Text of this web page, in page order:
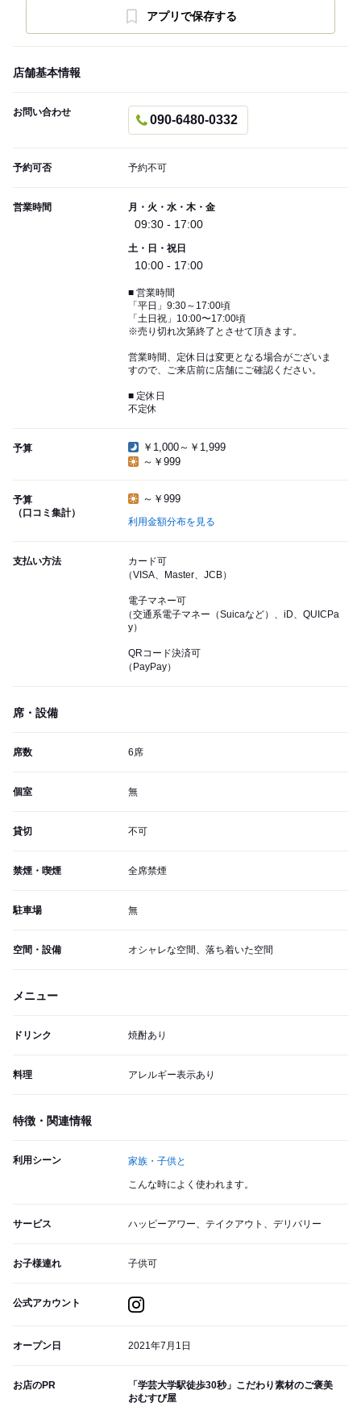
アプリで保存する
店舗基本情報
お問い合わせ
090-6480-0332
予約可否 予約不可
営業時間 月・火・水・木・金
09:30 - 17:00
土・日・祝日
10:00 - 17:00
■ 営業時間
「平日」9:30～17:00頃
「土日祝」10:00〜17:00頃
※売り切れ次第終了とさせて頂きます。
営業時間、定休日は変更となる場合がございま
すので、ご来店前に店舗にご確認ください。
■ 定休日
不定休
予算
￥1,000～￥1,999
～￥999
予算
（口コミ集計）
～￥999
利用金額分布を見る
支払い方法
カード可
（VISA、Master、JCB）
電子マネー可
（交通系電子マネー（Suicaなど）、iD、QUICPa
y）
QRコード決済可
（PayPay）
席・設備
席数 6席
個室 無
貸切 不可
禁煙・喫煙 全席禁煙
駐車場 無
空間・設備 オシャレな空間、落ち着いた空間
メニュー
ドリンク 焼酎あり
料理 アレルギー表示あり
特徴・関連情報
利用シーン 家族・子供と
こんな時によく使われます。
サービス ハッピーアワー、テイクアウト、デリバリー
お子様連れ 子供可
公式アカウント
オープン日 2021年7月1日
お店のPR
「学芸大学駅徒歩30秒」こだわり素材のご褒美
おむすび屋